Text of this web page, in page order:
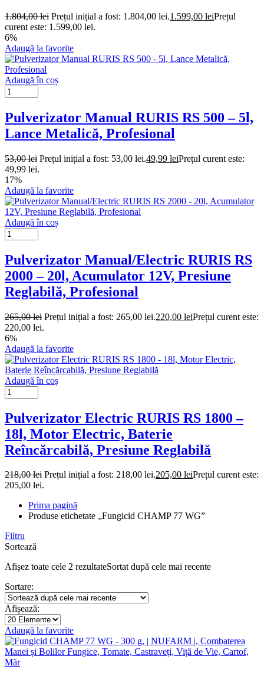
1.804,00lei Prețul inițial a fost: 1.804,00 lei.1.599,00 leiPrețul
curent este: 1.599,00 lei.
6%
Adaugă la favorite
Adaugă în coș
Pulverizator Manual RURIS RS 500 – 5l,
Lance Metalică, Profesional
53,00lei Prețul inițial a fost: 53,00 lei.49,99 leiPrețul curent este:
49,99 lei.
17%
Adaugă la favorite
Adaugă în coș
Pulverizator Manual/Electric RURIS RS
2000 – 20l, Acumulator 12V, Presiune
Reglabilă, Profesional
265,00lei Prețul inițial a fost: 265,00 lei.220,00 leiPrețul curent este:
220,00 lei.
6%
Adaugă la favorite
Adaugă în coș
Pulverizator Electric RURIS RS 1800 –
18l, Motor Electric, Baterie
Reîncărcabilă, Presiune Reglabilă
218,00lei Prețul inițial a fost: 218,00 lei.205,00 leiPrețul curent este:
205,00 lei.
Prima pagină
Produse etichetate „Fungicid CHAMP 77 WG”
Filtru
Sortează
Afișez toate cele 2 rezultateSortat după cele mai recente
Sortare:
Afișează:
Adaugă la favorite